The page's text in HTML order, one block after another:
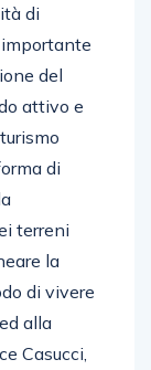
di
del
attivo e
di
terreni
la
di vivere
alla
Casucci,